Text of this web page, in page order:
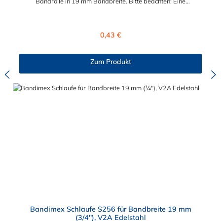
Regulärer Preis:
0,43 €
Zum Produkt
Bandimex Schlaufe S256 für Bandbreite 19 mm
(3/4"), V2A Edelstahl